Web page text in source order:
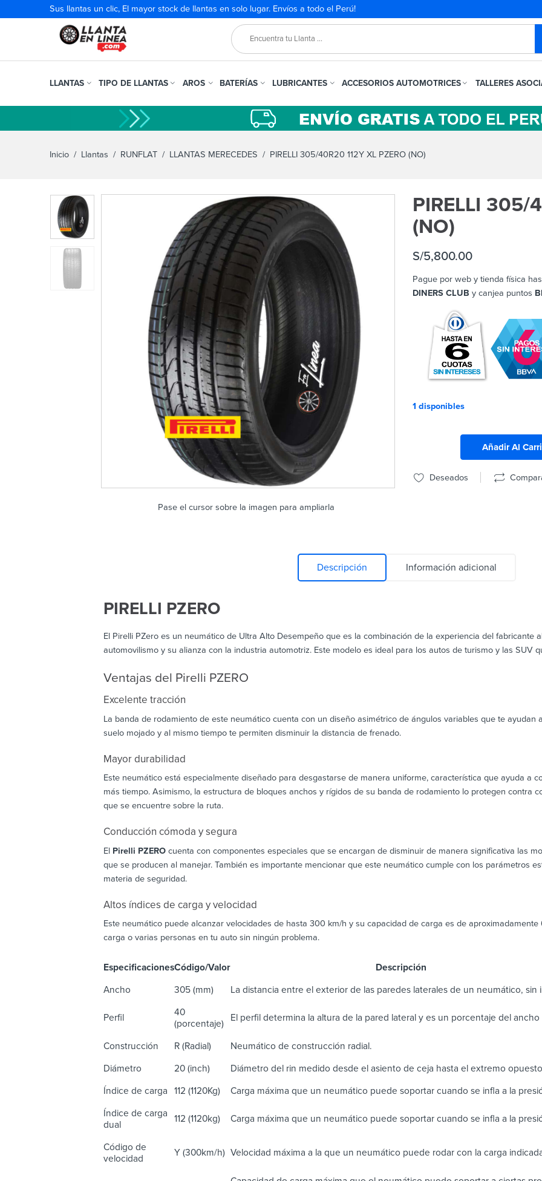
Sus llantas un clic, El mayor stock de llantas en solo lugar. Envíos a todo el Perú!
LLANTAS TIPO DE LLANTAS AROS BATERÍAS LUBRICANTES ACCESORIOS AUTOMOTRICES TALLERES
Inicio / Llantas / RUNFLAT / LLANTAS MERECEDES / PIRELLI 305/40R20 112Y XL PZERO (NO)
Pase el cursor sobre la imagen para ampliarla
PIRELLI 305/
(NO)
S/5,800.00
Pague por web y tienda física
DINERS CLUB y canjea puntos
1 disponibles
Añadir Al
Deseados
Descripción Información adicional
PIRELLI PZERO
El Pirelli PZero es un neumático de Ultra Alto Desempeño que es la combinación de la experiencia del fabricante
automovilismo y su alianza con la industria automotriz. Este modelo es ideal para los autos de turismo y las SUV
Ventajas del Pirelli PZERO
Excelente tracción
La banda de rodamiento de este neumático cuenta con un diseño asimétrico de ángulos variables que te ayudan
suelo mojado y al mismo tiempo te permiten disminuir la distancia de frenado.
Mayor durabilidad
Este neumático está especialmente diseñado para desgastarse de manera uniforme, característica que ayuda a
más tiempo. Asimismo, la estructura de bloques anchos y rígidos de su banda de rodamiento lo protegen contra
que se encuentre sobre la ruta.
Conducción cómoda y segura
El Pirelli PZEROcuenta con componentes especiales que se encargan de disminuir de manera significativa las
que se producen al manejar. También es importante mencionar que este neumático cumple con los parámetros
materia de seguridad.
Altos índices de carga y velocidad
Este neumático puede alcanzar velocidades de hasta 300 km/h y su capacidad de carga es de
carga o varias personas en tu auto sin ningún problema.
EspecificacionesCódigo/ValorDescripción
Ancho 305 (mm) La distancia entre el exterior de las paredes laterales de un neumático, sin
Perfil
40
(porcentaje)
El perfil determina la altura de la pared lateral y es un porcentaje del
Construcción R (Radial) Neumático de construcción radial.
Diámetro 20 (inch) Diámetro del rin medido desde el asiento de ceja hasta el extremo
Índice de carga 112 (1120Kg) Carga máxima que un neumático puede soportar cuando se infla a la
Índice de carga
dual
112 (1120kg) Carga máxima que un neumático puede soportar cuando se infla a la
Código de
velocidad
Y (300km/h) Velocidad máxima a la que un neumático puede rodar con la carga